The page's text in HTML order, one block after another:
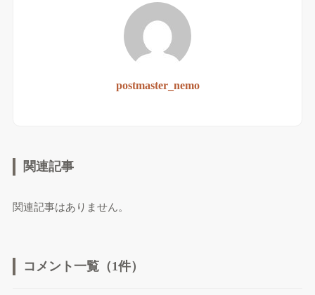
postmaster_nemo
関連記事
関連記事はありません。
コメント一覧（1件）